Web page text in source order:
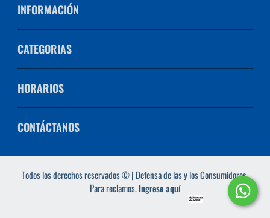
INFORMACIÓN
CATEGORIAS
HORARIOS
CONTÁCTANOS
Todos los derechos reservados © | Defensa de las y los Consumidores.
Para reclamos.Ingrese aquí